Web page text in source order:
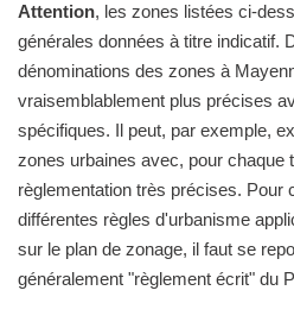
Attention, les zones listées ci-
générales données à titre indicatif.
dénominations des zones à
vraisemblablement plus précises
spécifiques. Il peut, par exemple,
zones urbaines avec, pour chaque
règlementation très précises. Pour
différentes règles d'urbanisme
sur le plan de zonage, il faut se
généralement "règlement écrit" du